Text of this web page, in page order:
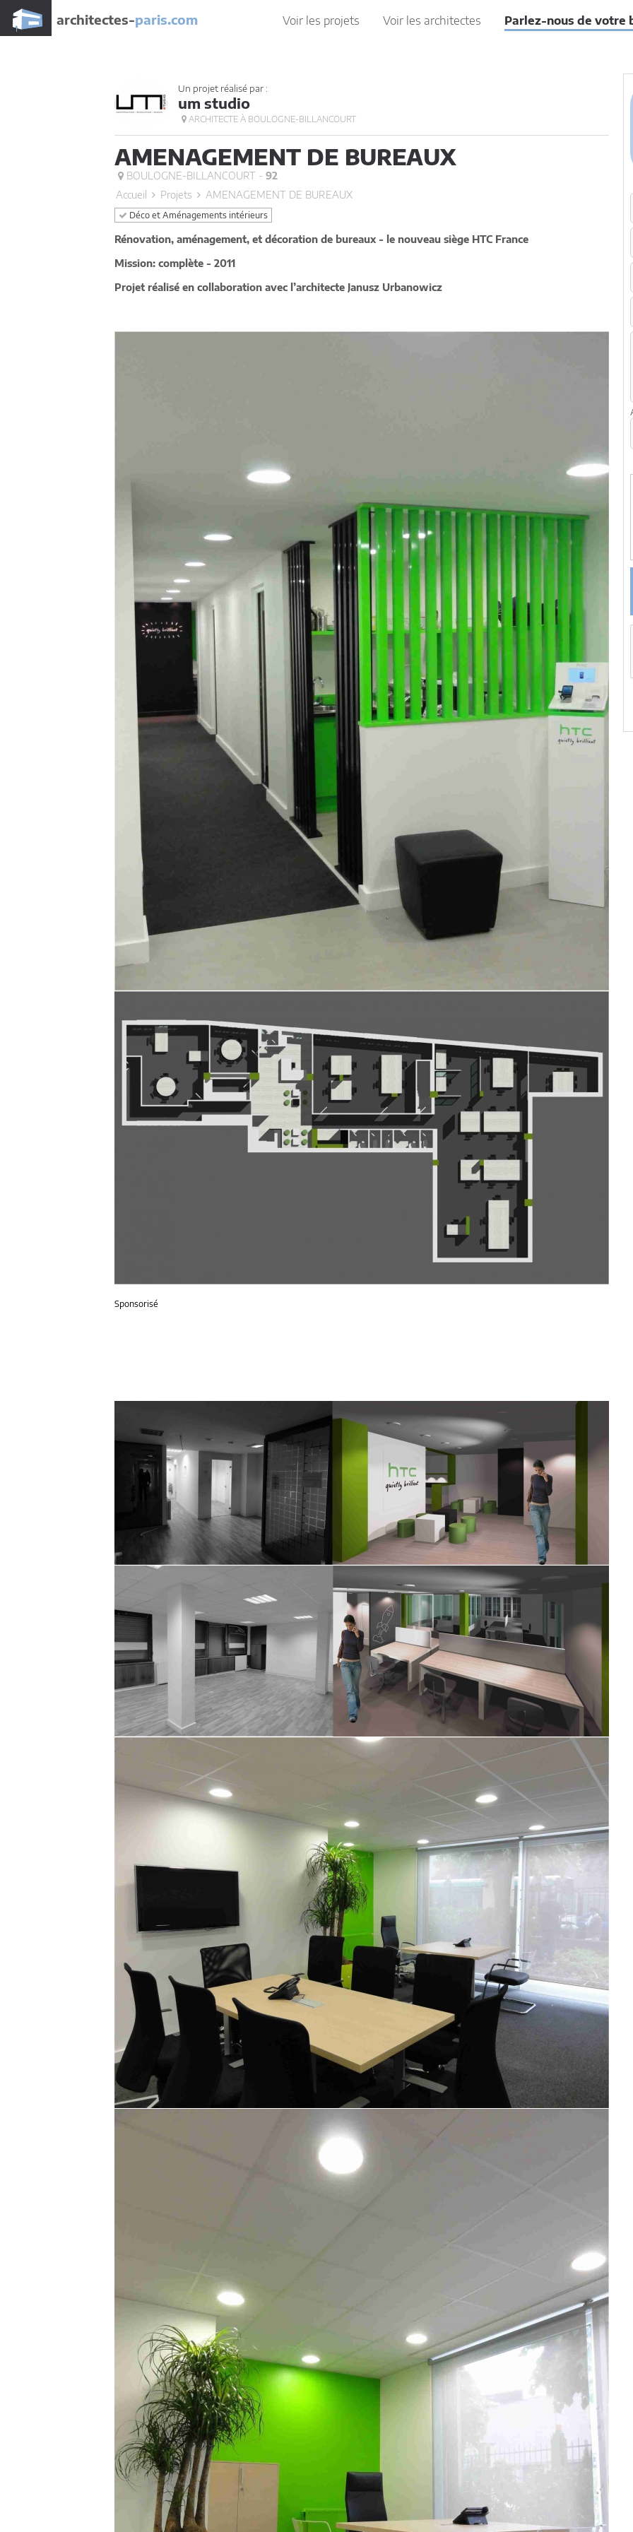
architectes-paris.com Voir les projets Voir les architectes Parlez-nous de votre
Un projet réalisé par :
um studio
ARCHITECTE À BOULOGNE-BILLANCOURT
AMENAGEMENT DE BUREAUX
BOULOGNE-BILLANCOURT - 92
Accueil
Projets AMENAGEMENT DE BUREAUX
Déco et Aménagements intérieurs
Rénovation, aménagement, et décoration de bureaux - le nouveau siège HTC France
Mission: complète - 2011
Projet réalisé en collaboration avec l’architecte Janusz Urbanowicz
Sponsorisé